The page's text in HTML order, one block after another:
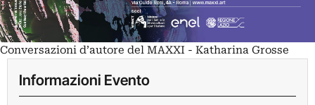
Conversazioni d’autore del MAXXI - Katharina Grosse
Informazioni Evento